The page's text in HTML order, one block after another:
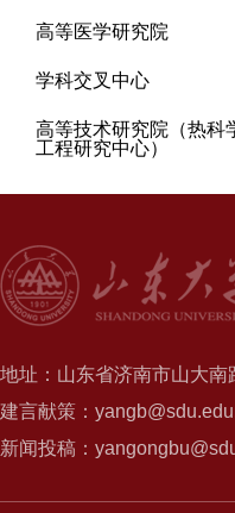
高等医学研究院
学科交叉中心
高等技术研究院（热科
工程研究中心）
地址：山东省济南市山大
建言献策：
新闻投稿：